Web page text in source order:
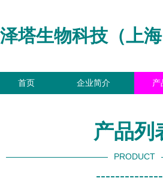
泽塔生物科技（上
首页 企业简介 产
产品列
PRODUCT